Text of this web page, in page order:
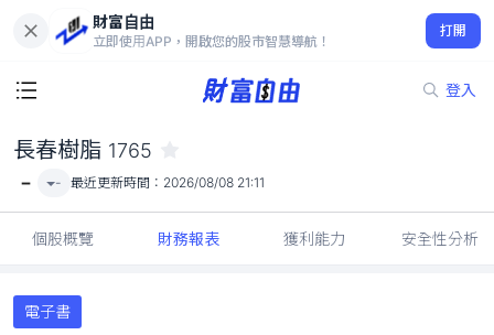
財富自由
立即使用APP，開啟您的股市智慧導航！
打開
登入
-
長春樹脂 1765
- - 最近更新時間： 2026/08/08 21:11
個股概覽 財務報表 獲利能力 安全性分析
電子書